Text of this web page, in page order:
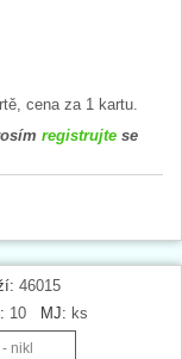
cena za 1 kartu.
registrujte se
46015
10 MJ: ks
- nikl